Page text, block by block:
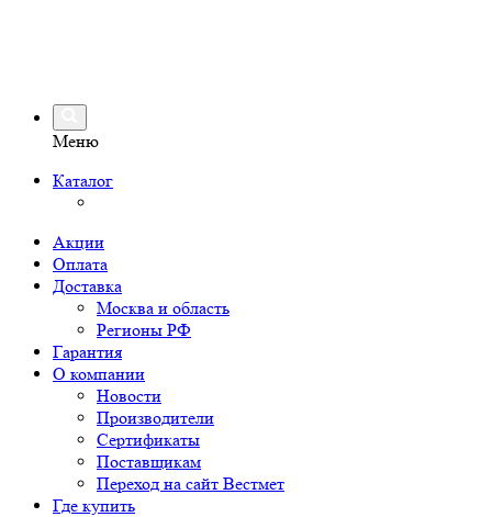
Меню
Каталог
Акции
Оплата
Доставка
Москва и область
Регионы РФ
Гарантия
О компании
Новости
Производители
Сертификаты
Поставщикам
Переход на сайт Вестмет
Где купить